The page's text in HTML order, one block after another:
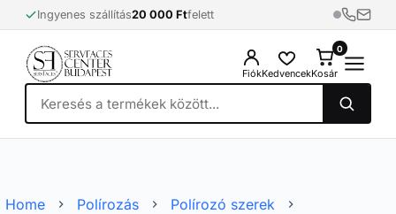
to
content
Ingyenes szállítás20 000 Ftfelett
FiókKedvencekKosár
0
Home Polírozás Polírozó szerek